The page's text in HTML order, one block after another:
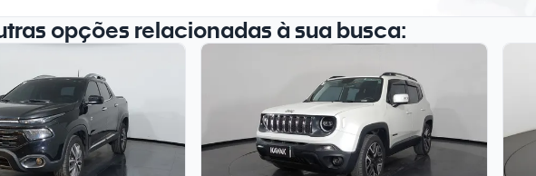
opções relacionadas à sua busca: